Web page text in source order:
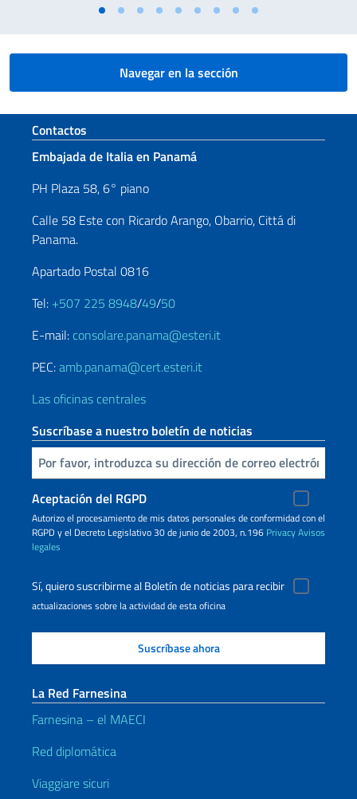
Navegar en la sección
Sezione footer
Contactos
Embajada de Italia en Panamá
PH Plaza 58, 6° piano
Calle 58 Este con Ricardo Arango, Obarrio, Cittá di
Panama.
Apartado Postal 0816
Tel: +507 225 8948/49/50
E-mail: consolare.panama@esteri.it
PEC:amb.panama@cert.esteri.it
Las oficinas centrales
Suscríbase a nuestro boletín de noticias
Inserta tu correo electronico
Aceptación del RGPD
Autorizo ​​el procesamiento de mis datos personales de conformidad con el
RGPD y el Decreto Legislativo 30 de junio de 2003, n.196 PrivacyAvisos
legales
Sí, quiero suscribirme al Boletín de noticias para recibir
actualizaciones sobre la actividad de esta oficina
La Red Farnesina
Farnesina – el MAECI
Red diplomática
Viaggiare sicuri